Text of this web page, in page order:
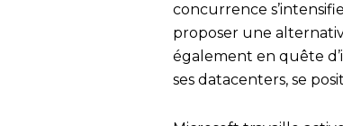
concurrence
proposer une
également en quête
ses datacenters, se